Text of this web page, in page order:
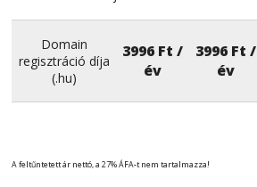
Domain
regisztráció díja
(.hu)
3996 Ft /
év
3996 Ft /
év
A feltűntetett ár nettó, a 27% ÁFA-t nem tartalmazza!